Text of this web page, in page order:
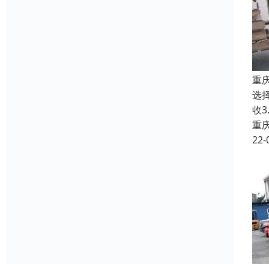
重
选
收
重
22-